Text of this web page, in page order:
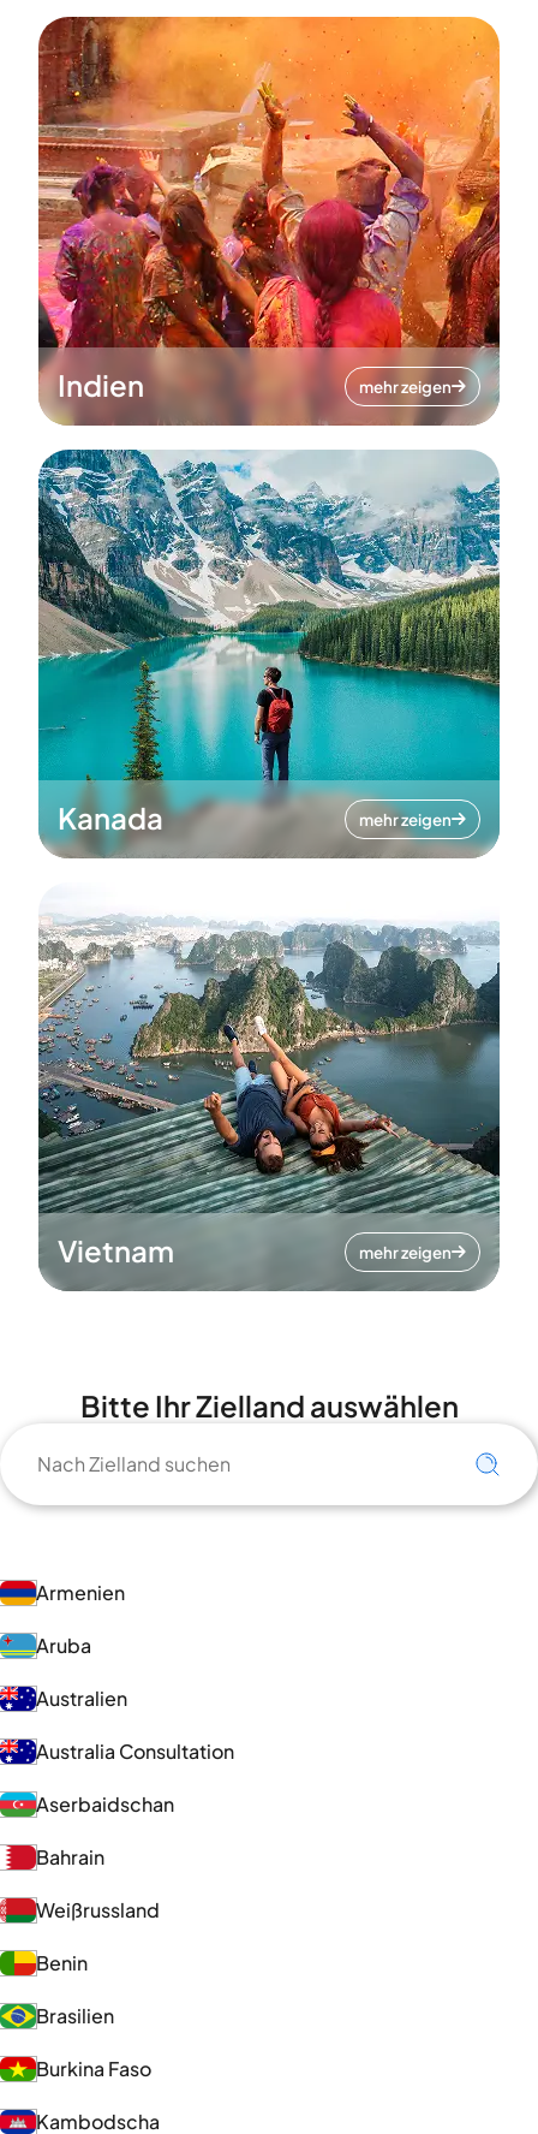
Indien mehr zeigen
Kanada mehr zeigen
Vietnam mehr zeigen
Bitte Ihr Zielland auswählen
Armenien
Aruba
Australien
Australia Consultation
Aserbaidschan
Bahrain
Weißrussland
Benin
Brasilien
Burkina Faso
Kambodscha